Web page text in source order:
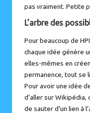
pas vraiment. Petite
L’arbre des
Pour beaucoup de
chaque idée génère
elles-mêmes en
permanence, tout se
Pour avoir une idée
d’aller sur
de sauter d’un lien à